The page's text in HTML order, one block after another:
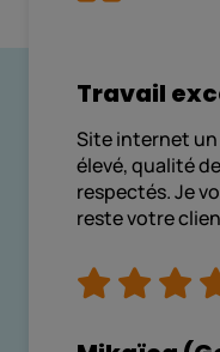
Travail
Site internet
élevé, qualité
respectés. Je
reste votre